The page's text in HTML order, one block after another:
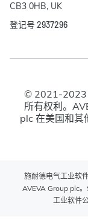
CB3 0HB, UK
登记号 2937296
© 2021-2023
所有权利。
plc 在美国和其
施耐德电气工业软
AVEVA Group plc
工业软件